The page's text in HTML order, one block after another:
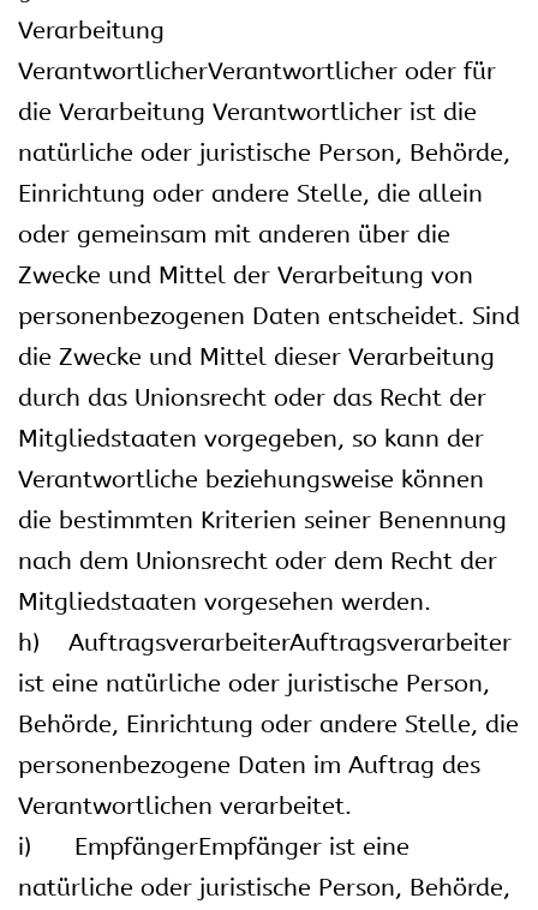
Verarbeitung
VerantwortlicherVerantwortlicher oder für
die Verarbeitung Verantwortlicher ist die
natürliche oder juristische Person, Behörde,
Einrichtung oder andere Stelle, die allein
oder gemeinsam mit anderen über die
Zwecke und Mittel der Verarbeitung von
personenbezogenen Daten entscheidet. Sind
die Zwecke und Mittel dieser Verarbeitung
durch das Unionsrecht oder das Recht der
Mitgliedstaaten vorgegeben, so kann der
Verantwortliche beziehungsweise können
die bestimmten Kriterien seiner Benennung
nach dem Unionsrecht oder dem Recht der
Mitgliedstaaten vorgesehen werden.
h) AuftragsverarbeiterAuftragsverarbeiter
ist eine natürliche oder juristische Person,
Behörde, Einrichtung oder andere Stelle, die
personenbezogene Daten im Auftrag des
Verantwortlichen verarbeitet.
i) EmpfängerEmpfänger ist eine
natürliche oder juristische Person, Behörde,